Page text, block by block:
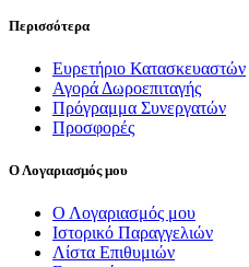
Περισσότερα
Ευρετήριο Κατασκευαστών
Αγορά Δωροεπιταγής
Πρόγραμμα Συνεργατών
Προσφορές
Ο Λογαριασμός μου
Ο Λογαριασμός μου
Ιστορικό Παραγγελιών
Λίστα Επιθυμιών